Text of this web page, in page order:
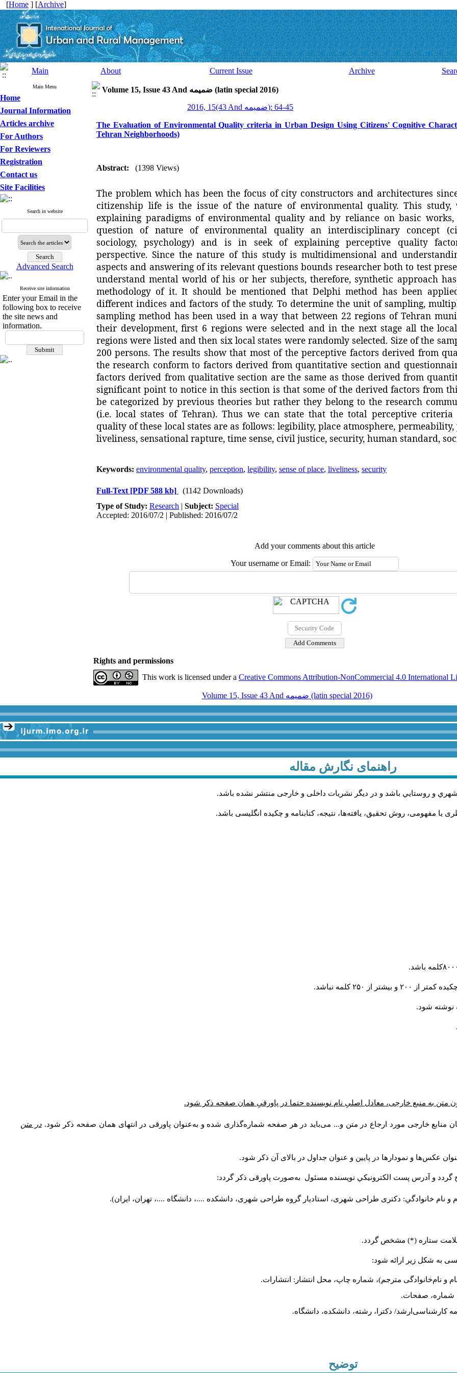
[Home ] [Archive]
Main About Current Issue Archive
Main Menu
Home
Journal Information
Articles archive
For Authors
For Reviewers
Registration
Contact us
Site Facilities
Search in website
Advanced Search
Receive site information
Enter your Email in the
following box to receive
the site news and
information.
Volume 15, Issue 43 And ضميمه (latin special 2016)
2016, 15(43 And ضميمه): 45-64
The Evaluation of Environmental Quality criteria in Urban Design Using Citizens' Cognitive
Tehran Neighborhoods)
Abstract: (1398 Views)
The problem which has been the focus of city constructors and architectures
citizenship life is the issue of the nature of environmental quality. This
explaining paradigms of environmental quality and by reliance on basic works,
question of nature of environmental quality an interdisciplinary concept
sociology, psychology) and is in seek of explaining perceptive quality
perspective. Since the nature of this study is multidimensional and
aspects and answering of its relevant questions bounds researcher both to test
understand mental world of his or her subjects, therefore, synthetic approach
methodology of it. It should be mentioned that Delphi method has been
different indices and factors of the study. To determine the unit of sampling,
sampling method has been used in a way that between 22 regions of Tehran
their development, first 6 regions were selected and in the next stage all the
regions were listed and then six local states were randomly selected. Size of the
200 persons. The results show that most of the perceptive factors derived from
the research conform to factors derived from quantitative section and
factors derived from qualitative section are the same as those derived from
significant point to notice in this section is that some of the derived factors from
be categorized by previous theories but rather they belong to the research
(i.e. local states of Tehran). Thus we can state that the total perceptive
quality of these local states are as follows: legibility, place atmosphere,
liveliness, sensational rapture, time sense, civil justice, security, human standard,
Keywords: environmental quality, perception, legibility, sense of place, liveliness, security
Full-Text [PDF 588 kb]
(1142 Downloads)
Type of Study: Research | Subject: Special
Accepted: 2016/07/2 | Published: 2016/07/2
Add your comments about this article
Your username or Email:
Rights and permissions
This work is licensed under a Creative Commons Attribution-NonCommercial 4.0 International
Volume 15, Issue 43 And ضميمه (latin special 2016)
راهنمای نگارش مقاله
و روستايي باشد و در دیگر نشریات داخلی و خارجی منتشر نشده باشد.
مفهومی، روش تحقیق، یافته‌ها، نتیجه، کتابنامه و چکیده انگلیسی باشد.
۲۵۰ کلمه نباشد.
متن به منبع خارجی، معادل اصلیِ نام نویسنده حتما در پاورقیِ همان صفحه ذکر شود.
منابع خارجی مورد ارجاع در متن و... می‌باید در هر صفحه شماره‌گذاری شده و به‌عنوان پاورقی در انتهای همان صفحه ذکر شود. در متن
عکس‌ها و نمودارها در پایین و عنوان جداول در بالای آن ذکر شود.
و آدرس پست الكترونيكي نويسنده مسئول به‌صورت پاورقی ذکر گردد:
و نام خانوادگي: دکتری طراحی شهری، استادیار گروه طراحی شهری، دانشکده ....، دانشگاه ....، تهران، ایران).
علامت ستاره (*) مشخص گردد.
به شکل زیر ارائه شود:
و نام‌خانوادگی مترجم)، شماره چاپ، محل انتشار: انتشارات.
شماره، صفحات.
کارشناسی‌ارشد/ دکترا، رشته، دانشکده، دانشگاه.
توضیح